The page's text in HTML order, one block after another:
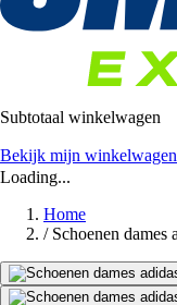
Subtotaal winkelwagen
Bekijk mijn winkelwagen
Loading...
Home
/ Schoenen dames